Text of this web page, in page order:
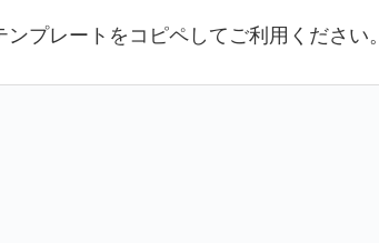
プレートをコピペしてご利用ください。